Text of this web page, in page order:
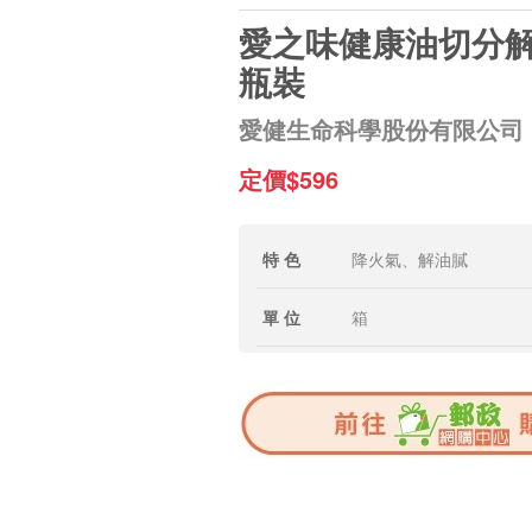
愛之味健康油切分
瓶裝
愛健生命科學股份有限公司
定價$596
特 色 降火氣、解油膩
單 位 箱